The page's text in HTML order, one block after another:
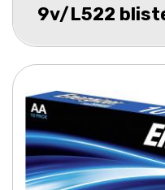
9v/L522